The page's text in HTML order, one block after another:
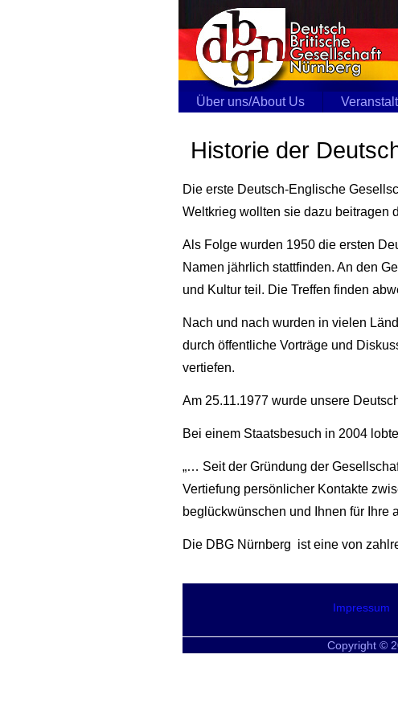
Über uns/About Us
Historie der
Die erste Deutsch-Englische
Weltkrieg wollten sie dazu beitragen
Als Folge wurden 1950 die ersten
Namen jährlich stattfinden. An den
und Kultur teil. Die Treffen finden
Nach und nach wurden in vielen
durch öffentliche Vorträge und
vertiefen.
Am 25.11.1977 wurde unsere
Bei einem Staatsbesuch in 2004
„… Seit der Gründung der
Vertiefung persönlicher Kontakte
beglückwünschen und Ihnen für Ihre
Die DBG Nürnberg ist eine von
Impressum
Copyright ©